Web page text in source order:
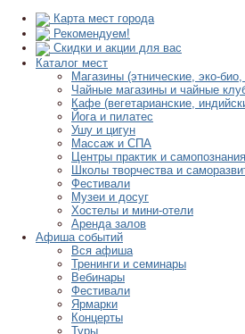
Карта мест города
Рекомендуем!
Скидки и акции для вас
Каталог мест
Магазины (этнические, эко-
Чайные магазины и чайные
Кафе (вегетарианские,
Йога и пилатес
Ушу и цигун
Массаж и СПА
Центры практик и самопознания
Школы творчества и
Фестивали
Музеи и досуг
Хостелы и мини-отели
Аренда залов
Афиша событий
Вся афиша
Тренинги и семинары
Вебинары
Фестивали
Ярмарки
Концерты
Туры